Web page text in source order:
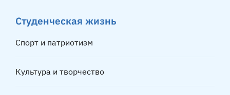
Студенческая жизнь
Спорт и патриотизм
Культура и творчество